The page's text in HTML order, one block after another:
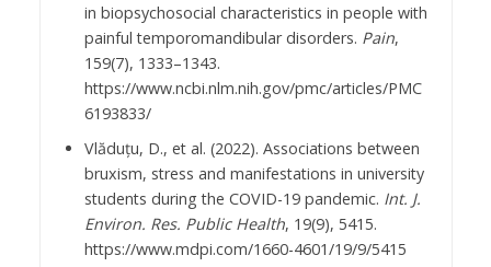
in biopsychosocial characteristics in people with
painful temporomandibular disorders. Pain,
159(7), 1333–1343.
https://www.ncbi.nlm.nih.gov/pmc/articles/PMC
6193833/
Vlăduțu, D., et al. (2022). Associations between
bruxism, stress and manifestations in university
students during the COVID-19 pandemic. Int. J.
Environ. Res. Public Health, 19(9), 5415.
https://www.mdpi.com/1660-4601/19/9/5415